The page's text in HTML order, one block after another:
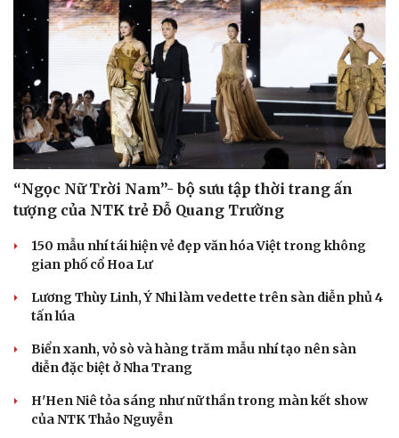
“Ngọc Nữ Trời Nam”- bộ sưu tập thời trang ấn
tượng của NTK trẻ Đỗ Quang Trường
150 mẫu nhí tái hiện vẻ đẹp văn hóa Việt trong không
gian phố cổ Hoa Lư
Lương Thùy Linh, Ý Nhi làm vedette trên sàn diễn phủ 4
tấn lúa
Biển xanh, vỏ sò và hàng trăm mẫu nhí tạo nên sàn
diễn đặc biệt ở Nha Trang
H'Hen Niê tỏa sáng như nữ thần trong màn kết show
của NTK Thảo Nguyễn